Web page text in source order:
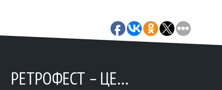
РЕТРОФЕСТ – ЦЕ…